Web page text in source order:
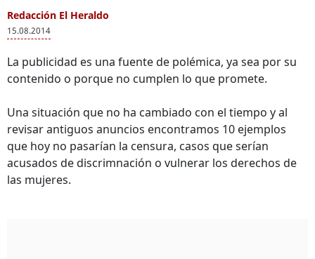
Redacción El Heraldo
15.08.2014
La publicidad es una fuente de polémica, ya sea por su
contenido o porque no cumplen lo que promete.
Una situación que no ha cambiado con el tiempo y al
revisar antiguos anuncios encontramos 10 ejemplos
que hoy no pasarían la censura, casos que serían
acusados de discrimnación o vulnerar los derechos de
las mujeres.